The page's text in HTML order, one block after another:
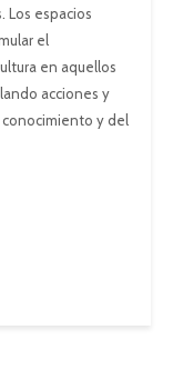
Los espacios
el
en aquellos
acciones y
conocimiento y del